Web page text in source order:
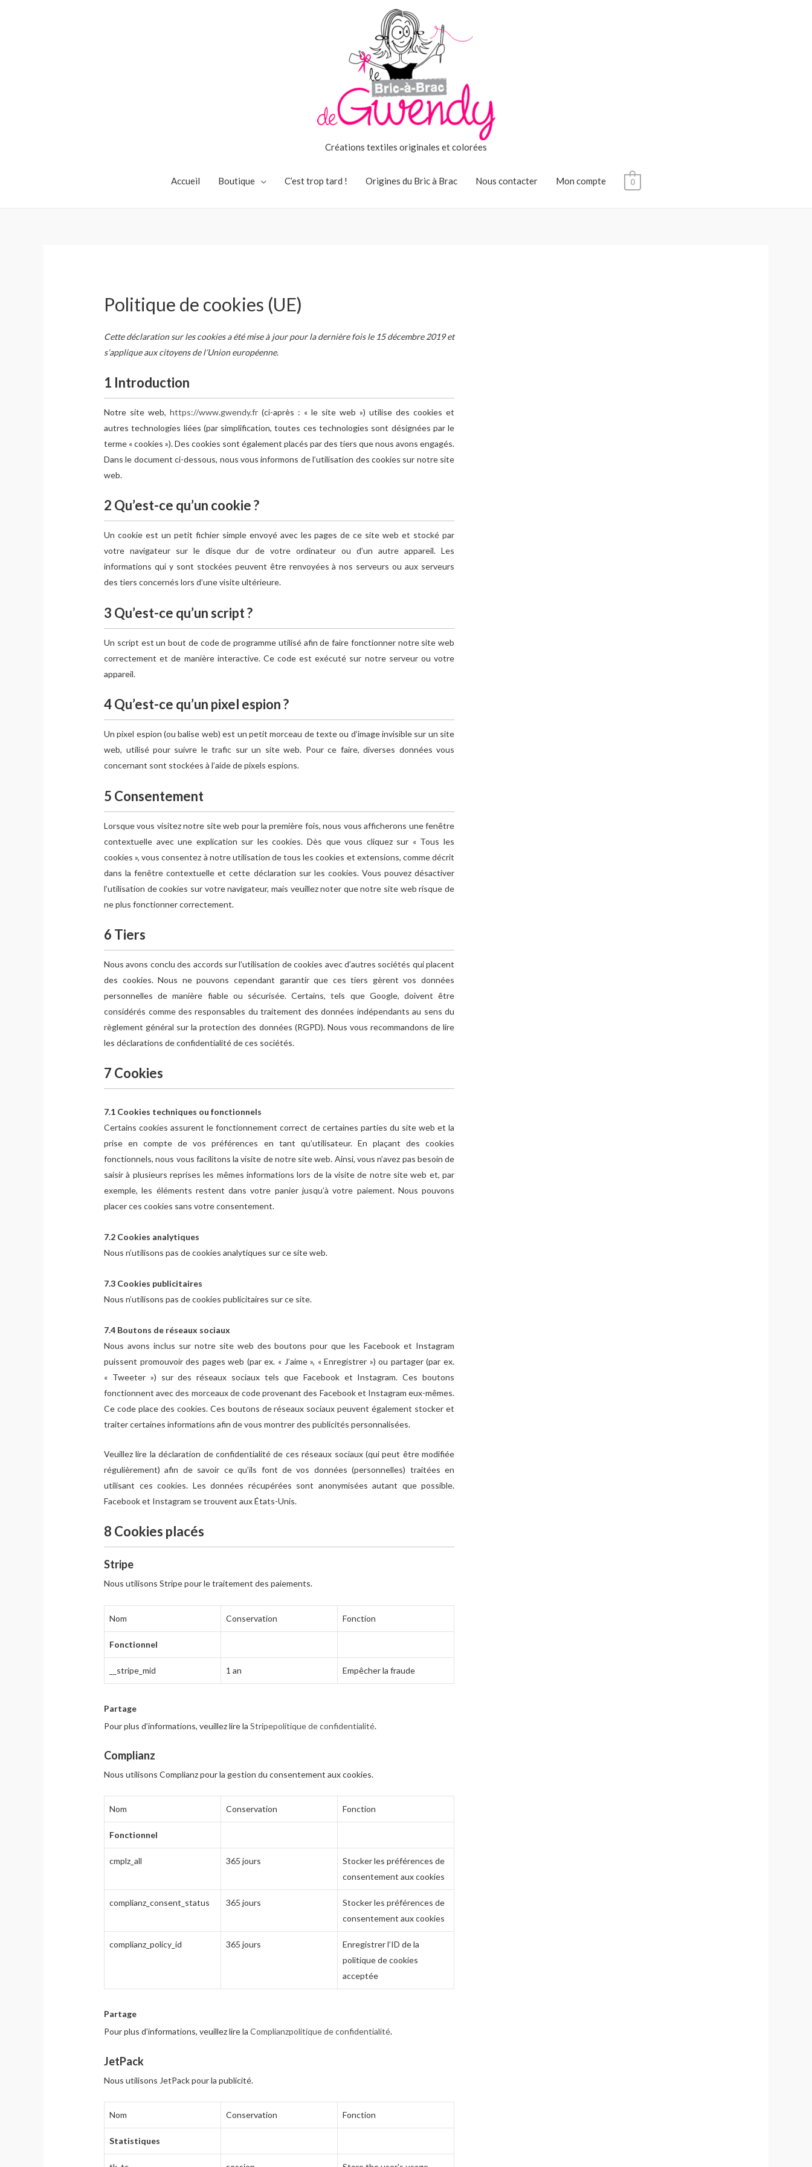
Créations textiles originales et colorées
Accueil Boutique C’est trop tard ! Origines du Bric à Brac Nous contacter Mon compte 0
Politique de cookies (UE)
Cette déclaration sur les cookies a été mise à jour pour la dernière fois le 15 décembre 2019 et
s’applique aux citoyens de l’Union européenne.
1 Introduction
Notre site web,https://www.gwendy.fr (ci-après : « le site web ») utilise des cookies et
autres technologies liées (par simplification, toutes ces technologies sont désignées par le
terme « cookies »). Des cookies sont également placés par des tiers que nous avons engagés.
Dans le document ci-dessous, nous vous informons de l’utilisation des cookies sur notre site
web.
2 Qu’est-ce qu’un cookie ?
Un cookie est un petit fichier simple envoyé avec les pages de ce site web et stocké par
votre navigateur sur le disque dur de votre ordinateur ou d’un autre appareil. Les
informations qui y sont stockées peuvent être renvoyées à nos serveurs ou aux serveurs
des tiers concernés lors d’une visite ultérieure.
3 Qu’est-ce qu’un script ?
Un script est un bout de code de programme utilisé afin de faire fonctionner notre site web
correctement et de manière interactive. Ce code est exécuté sur notre serveur ou votre
appareil.
4 Qu’est-ce qu’un pixel espion ?
Un pixel espion (ou balise web) est un petit morceau de texte ou d’image invisible sur un site
web, utilisé pour suivre le trafic sur un site web. Pour ce faire, diverses données vous
concernant sont stockées à l’aide de pixels espions.
5 Consentement
Lorsque vous visitez notre site web pour la première fois, nous vous afficherons une fenêtre
contextuelle avec une explication sur les cookies. Dès que vous cliquez sur « Tous les
cookies », vous consentez à notre utilisation de tous les cookies et extensions, comme décrit
dans la fenêtre contextuelle et cette déclaration sur les cookies. Vous pouvez désactiver
l’utilisation de cookies sur votre navigateur, mais veuillez noter que notre site web risque de
ne plus fonctionner correctement.
6 Tiers
Nous avons conclu des accords sur l’utilisation de cookies avec d’autres sociétés qui placent
des cookies. Nous ne pouvons cependant garantir que ces tiers gèrent vos données
personnelles de manière fiable ou sécurisée. Certains, tels que Google, doivent être
considérés comme des responsables du traitement des données indépendants au sens du
règlement général sur la protection des données (RGPD). Nous vous recommandons de lire
les déclarations de confidentialité de ces sociétés.
7 Cookies
7.1 Cookies techniques ou fonctionnels
Certains cookies assurent le fonctionnement correct de certaines parties du site web et la
prise en compte de vos préférences en tant qu’utilisateur. En plaçant des cookies
fonctionnels, nous vous facilitons la visite de notre site web. Ainsi, vous n’avez pas besoin de
saisir à plusieurs reprises les mêmes informations lors de la visite de notre site web et, par
exemple, les éléments restent dans votre panier jusqu’à votre paiement. Nous pouvons
placer ces cookies sans votre consentement.
7.2 Cookies analytiques
Nous n’utilisons pas de cookies analytiques sur ce site web.
7.3 Cookies publicitaires
Nous n’utilisons pas de cookies publicitaires sur ce site.
7.4 Boutons de réseaux sociaux
Nous avons inclus sur notre site web des boutons pour que les Facebook et Instagram
puissent promouvoir des pages web (par ex. « J’aime », « Enregistrer ») ou partager (par ex.
« Tweeter ») sur des réseaux sociaux tels que Facebook et Instagram. Ces boutons
fonctionnent avec des morceaux de code provenant des Facebook et Instagram eux-mêmes.
Ce code place des cookies. Ces boutons de réseaux sociaux peuvent également stocker et
traiter certaines informations afin de vous montrer des publicités personnalisées.
Veuillez lire la déclaration de confidentialité de ces réseaux sociaux (qui peut être modifiée
régulièrement) afin de savoir ce qu’ils font de vos données (personnelles) traitées en
utilisant ces cookies. Les données récupérées sont anonymisées autant que possible.
Facebook et Instagram se trouvent aux États-Unis.
8 Cookies placés
Stripe
Nous utilisons Stripe pour le traitement des paiements.
Nom Conservation Fonction
Fonctionnel
__stripe_mid 1 an Empêcher la fraude
Partage
Pour plus d’informations, veuillez lire laStripepolitique de confidentialité.
Complianz
Nous utilisons Complianz pour la gestion du consentement aux cookies.
Nom Conservation Fonction
Fonctionnel
cmplz_all 365 jours
Stocker les préférences de
consentement aux cookies
complianz_consent_status 365 jours
Stocker les préférences de
consentement aux cookies
complianz_policy_id 365 jours
Enregistrer l’ID de la
politique de cookies
acceptée
Partage
Pour plus d’informations, veuillez lire laComplianzpolitique de confidentialité.
JetPack
Nous utilisons JetPack pour la publicité.
Nom Conservation Fonction
Statistiques